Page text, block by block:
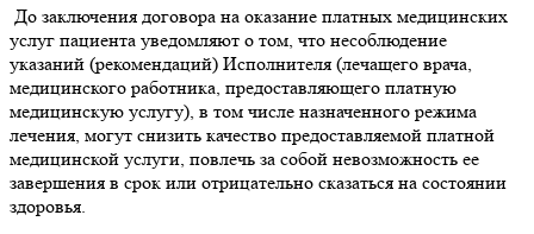
До заключения договора на оказание платных медицинских
услуг пациента уведомляют о том, что несоблюдение
указаний (рекомендаций) Исполнителя (лечащего врача,
медицинского работника, предоставляющего платную
медицинскую услугу), в том числе назначенного режима
лечения, могут снизить качество предоставляемой платной
медицинской услуги, повлечь за собой невозможность ее
завершения в срок или отрицательно сказаться на состоянии
здоровья.